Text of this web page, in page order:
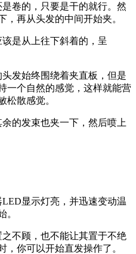
卷的，只要是干的就行。然
，再从头发的中间开始夹。
是从上往下斜着的，呈
发始终围绕着夹直板，但是
一个自然的感觉，这样就能营
松散感觉。
的发束也夹一下，然后喷上
显示灯亮，并迅速变动温
。
不顾，也不能让其置于不绝
，你可以开始直发操作了。